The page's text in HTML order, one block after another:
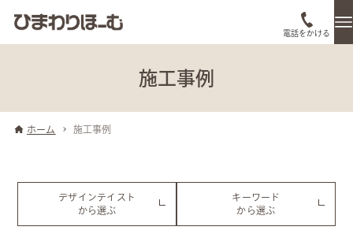
電話をかける
施工事例
ホーム 施工事例
デザインテイスト
から選ぶ
キーワード
から選ぶ